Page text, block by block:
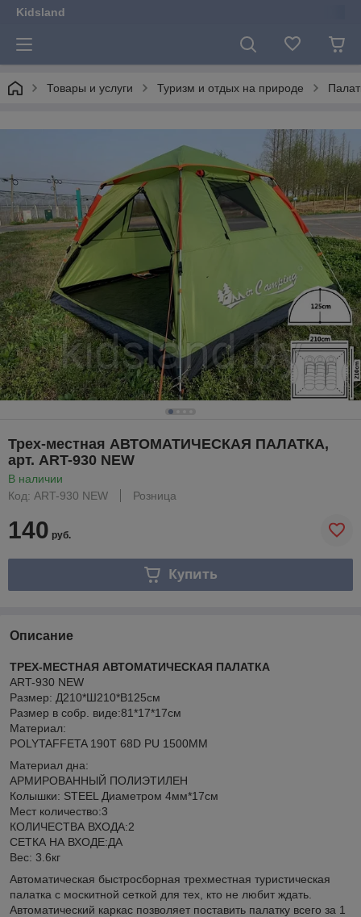
Kidsland
Товары и услуги Туризм и отдых на природе
Трех-местная АВТОМАТИЧЕСКАЯ ПАЛАТКА,
арт. ART-930 NEW
В наличии
Код: ART-930 NEW
Розница
140 руб.
Купить
Описание
ТРЕХ-МЕСТНАЯ АВТОМАТИЧЕСКАЯ ПАЛАТКА
ART-930 NEW
Размер: Д210*Ш210*В125см
Размер в собр. виде:81*17*17см
Материал:
POLYTAFFETA 190T 68D PU 1500MM
Материал дна:
АРМИРОВАННЫЙ ПОЛИЭТИЛЕН
Колышки: STEEL Диаметром 4мм*17см
Мест количество:3
КОЛИЧЕСТВА ВХОДА:2
СЕТКА НА ВХОДЕ:ДА
Вес: 3.6кг
Автоматическая быстросборная трехместная туристическая
палатка с москитной сеткой для тех, кто не любит ждать.
Автоматический каркас позволяет поставить палатку всего за 1